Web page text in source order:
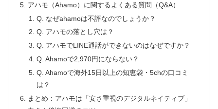
アハモ（Ahamo）に関するよくある質問（Q&A）
Q. なぜahamoは不評なのでしょうか？
Q. アハモの落とし穴は？
Q. アハモでLINE通話ができないのはなぜですか？
Q. Ahamoで2,970円にならない？
Q. Ahamoで海外15日以上の知恵袋・5chの口コミ
は？
まとめ：アハモは「安さ重視のデジタルネイティブ」